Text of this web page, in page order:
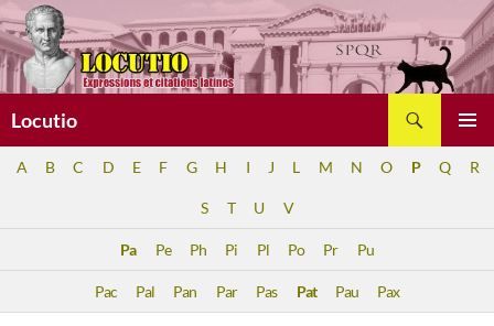
Aller
au
contenu
Locutio
A B C D E F G H I J L M N O P Q R
S T U V
Pa Pe Ph Pi Pl Po Pr Pu
Pac Pal Pan Par Pas Pat Pau Pax